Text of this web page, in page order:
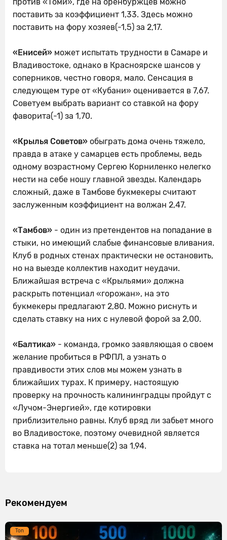
поставить за коэффициент 1,33. Здесь можно
поставить на фору хозяев(-1,5) за 2,17.
«Енисей» может испытать трудности в Самаре и
Владивостоке, однако в Красноярске шансов у
соперников, честно говоря, мало. Сенсация в
следующем туре от «Кубани» оценивается в 7,67.
Советуем выбрать вариант со ставкой на фору
фаворита(-1) за 1,70.
«Крылья Советов» обыграть дома очень тяжело,
правда в атаке у самарцев есть проблемы, ведь
одному возрастному Сергею Корниленко нелегко
нести на себе ношу главной звезды. Календарь
сложный, даже в Тамбове букмекеры считают
заслуженным коэффициент на волжан 2,47.
«Тамбов» - один из претендентов на попадание в
стыки, но имеющий слабые финансовые вливания.
Клуб в родных стенах практически не остановить,
но на выезде коллектив находит неудачи.
Ближайшая встреча с «Крыльями» должна
раскрыть потенциал «горожан», на это
букмекеры предлагают 2,80. Можно риснуть и
сделать ставку на них с нулевой форой за 2,00.
«Балтика» - команда, громко заявляющая о своем
желание пробиться в РФПЛ, а узнать о
правдивости этих слов мы можем узнать в
ближайших турах. К примеру, настоящую
проверку на прочность калининградцы пройдут с
«Лучом-Энергией», где котировки
приблизительно равны. Клуб вряд ли забьет много
во Владивостоке, поэтому очевидной является
ставка на тотал меньше(2) за 1,94.
Рекомендуем
Ton